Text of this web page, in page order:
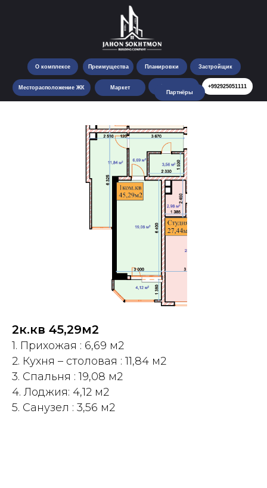
О комплексе Преимущества Планировки
Месторасположение ЖК
Застройщик
Маркет Контакты
+992925051111
Партнёры
2к.кв 45,29м2
1. Прихожая : 6,69 м2
2. Кухня – столовая : 11,84 м2
3. Спальня : 19,08 м2
4. Лоджия: 4,12 м2
5. Санузел : 3,56 м2